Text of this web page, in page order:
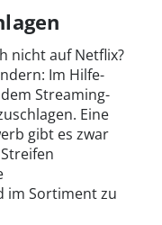
nicht auf Netflix?
Im Hilfe-
Streaming-
Eine
gibt es zwar
im Sortiment zu